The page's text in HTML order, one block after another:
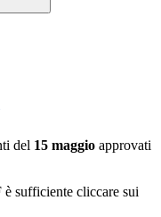
del 15 maggio approvati
sufficiente cliccare sui